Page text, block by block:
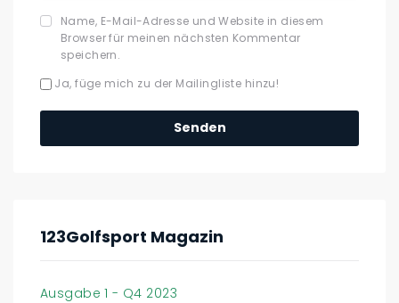
Name, E-Mail-Adresse und Website in diesem
Browser für meinen nächsten Kommentar
speichern.
Ja, füge mich zu der Mailingliste hinzu!
123Golfsport Magazin
Ausgabe 1 - Q4 2023